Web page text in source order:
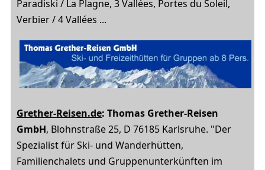
Paradiski / La Plagne, 3 Vallées, Portes du Soleil,
Verbier / 4 Vallées ...
Grether-Reisen.de: Thomas Grether-Reisen
GmbH, Blohnstraße 25, D 76185 Karlsruhe. "Der
Spezialist für Ski- und Wanderhütten,
Familienchalets und Gruppenunterkünften im